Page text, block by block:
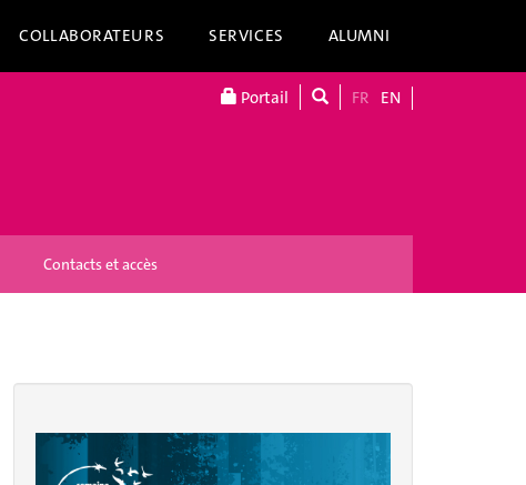
COLLABORATEURS SERVICES ALUMNI
Portail FR EN
Contacts et accès